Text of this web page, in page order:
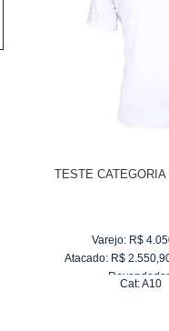
TESTE CATEGORIA
Varejo: R$
Atacado: R$
Cat:A10